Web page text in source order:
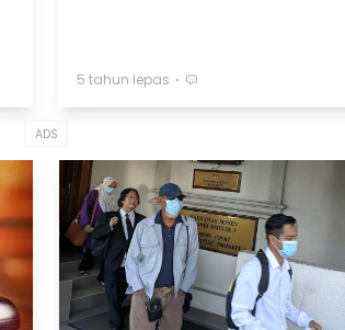
5 tahun lepas ⋅
ADS